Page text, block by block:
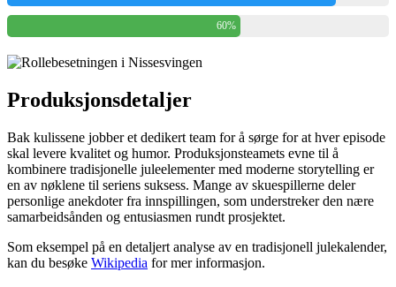
60%
Produksjonsdetaljer
Bak kulissene jobber et dedikert team for å sørge for at hver episode
skal levere kvalitet og humor. Produksjonsteamets evne til å
kombinere tradisjonelle juleelementer med moderne storytelling er
en av nøklene til seriens suksess. Mange av skuespillerne deler
personlige anekdoter fra innspillingen, som understreker den nære
samarbeidsånden og entusiasmen rundt prosjektet.
Som eksempel på en detaljert analyse av en tradisjonell julekalender,
kan du besøke Wikipedia for mer informasjon.